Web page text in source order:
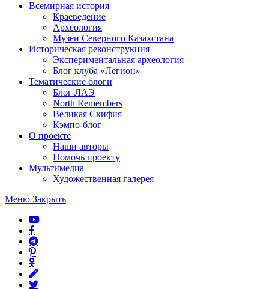
Всемирная история
Краеведение
Археология
Музеи Северного Казахстана
Историческая реконструкция
Экспериментальная археология
Блог клуба «Легион»
Тематические блоги
Блог ЛАЭ
North Remembers
Великая Скифия
Кэмпо-блог
О проекте
Наши авторы
Помочь проекту
Мультимедиа
Художественная галерея
Меню Закрыть